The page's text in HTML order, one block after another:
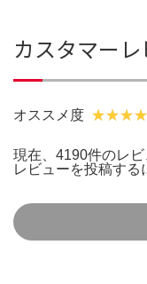
カスタマーレ
オススメ度
現在、4190件のレビ
レビューを投稿する